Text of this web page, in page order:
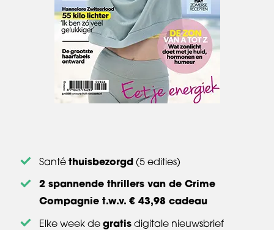
Santé thuisbezorgd (5 edities)
2 spannende thrillers van de Crime
Compagnie t.w.v. € 43,98 cadeau
Elke week de gratis digitale nieuwsbrief